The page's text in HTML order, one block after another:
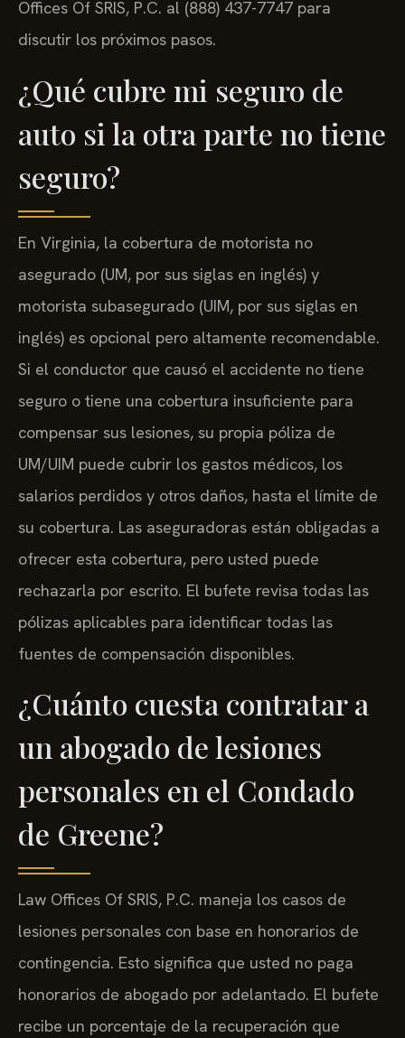
Offices Of SRIS, P.C. al (888) 437-7747 para
discutir los próximos pasos.
¿Qué cubre mi seguro de
auto si la otra parte no tiene
seguro?
En Virginia, la cobertura de motorista no
asegurado (UM, por sus siglas en inglés) y
motorista subasegurado (UIM, por sus siglas en
inglés) es opcional pero altamente recomendable.
Si el conductor que causó el accidente no tiene
seguro o tiene una cobertura insuficiente para
compensar sus lesiones, su propia póliza de
UM/UIM puede cubrir los gastos médicos, los
salarios perdidos y otros daños, hasta el límite de
su cobertura. Las aseguradoras están obligadas a
ofrecer esta cobertura, pero usted puede
rechazarla por escrito. El bufete revisa todas las
pólizas aplicables para identificar todas las
fuentes de compensación disponibles.
¿Cuánto cuesta contratar a
un abogado de lesiones
personales en el Condado
de Greene?
Law Offices Of SRIS, P.C. maneja los casos de
lesiones personales con base en honorarios de
contingencia. Esto significa que usted no paga
honorarios de abogado por adelantado. El bufete
recibe un porcentaje de la recuperación que